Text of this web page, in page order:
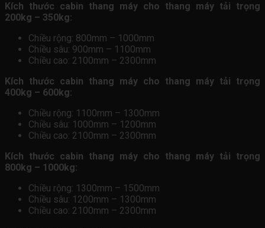
Kích thước cabin thang máy cho thang máy tải trọng
200kg – 350kg:
Chiều rộng: 800mm – 1000mm
Chiều sâu: 900mm – 1100mm
Chiều cao: 2100mm – 2300mm
Kích thước cabin thang máy cho thang máy tải trọng
400kg – 600kg:
Chiều rộng: 1100mm – 1300mm
Chiều sâu: 1000mm – 1200mm
Chiều cao: 2100mm – 2300mm
Kích thước cabin thang máy cho thang máy tải trọng
800kg – 1000kg:
Chiều rộng: 1300mm – 1500mm
Chiều sâu: 1200mm – 1300mm
Chiều cao: 2100mm – 2300mm